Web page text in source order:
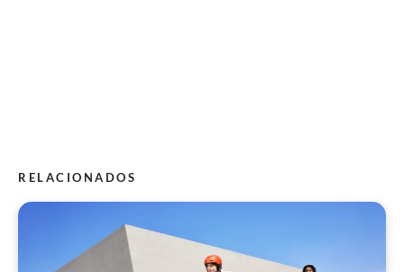
RELACIONADOS